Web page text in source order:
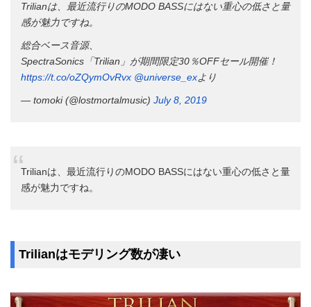
Trilianは、最近流行りのMODO BASSにはない重心の低さと量
感が魅力ですね。
総合ベース音源、
SpectraSonics「Trilian」が期間限定30％OFFセール開催！
https://t.co/oZQymOvRvx @universe_exより
— tomoki (@lostmortalmusic) July 8, 2019
Trilianは、最近流行りのMODO BASSにはない重心の低さと量
感が魅力ですね。
Trilianはモデリング数が凄い